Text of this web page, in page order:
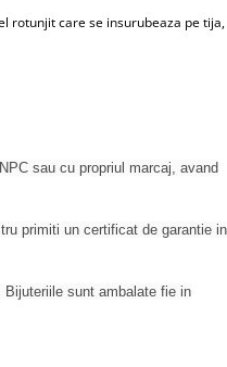
rotunjit care se insurubeaza pe tija,
sau cu propriul marcaj, avand
primiti un certificat de garantie in
sunt ambalate fie in